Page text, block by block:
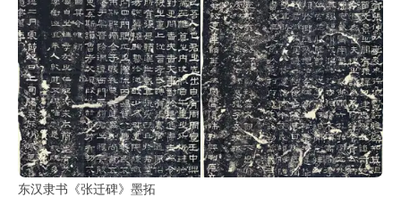
东汉隶书《张迁碑》墨拓